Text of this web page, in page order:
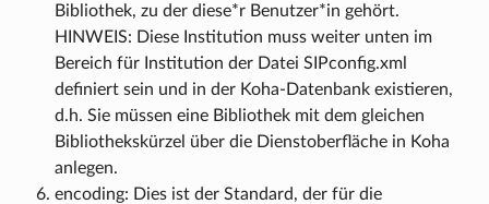
Bibliothek, zu der diese*r Benutzer*in gehört.
HINWEIS: Diese Institution muss weiter unten im
Bereich für Institution der Datei SIPconfig.xml
definiert sein und in der Koha-Datenbank existieren,
d.h. Sie müssen eine Bibliothek mit dem gleichen
Bibliothekskürzel über die Dienstoberfläche in Koha
anlegen.
encoding: Dies ist der Standard, der für die